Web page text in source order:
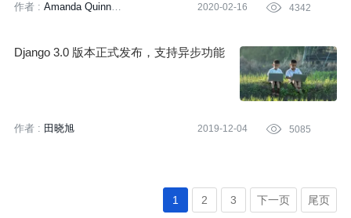
作者 : Amanda Quinn
2020-02-16  4342
Django 3.0 版本正式发布，支持异步功能
作者 : 田晓旭 2019-12-04  5085
1 2 3 下一页 尾页